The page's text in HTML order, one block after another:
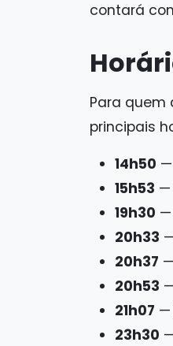
contará
Para quem
principais
14h50
15h53 —
19h30 —
20h33
20h37
20h53
21h07 —
23h30